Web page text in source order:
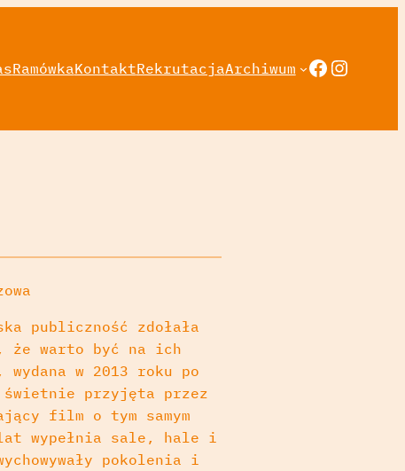
RamówkaKontaktRekrutacjaArchiwum
publiczność zdołała
że warto być na ich
w 2013 roku po
świetnie przyjęta przez
film o tym samym
wypełnia sale, hale i
pokolenia i